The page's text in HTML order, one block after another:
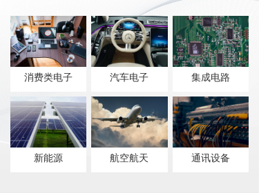
消费类电子 汽车电子 集成电路
新能源 航空航天 通讯设备